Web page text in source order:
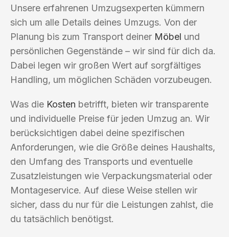
Unsere erfahrenen Umzugsexperten kümmern
sich um alle Details deines Umzugs. Von der
Planung bis zum Transport deiner Möbel und
persönlichen Gegenstände – wir sind für dich da.
Dabei legen wir großen Wert auf sorgfältiges
Handling, um möglichen Schäden vorzubeugen.
Was die Kosten betrifft, bieten wir transparente
und individuelle Preise für jeden Umzug an. Wir
berücksichtigen dabei deine spezifischen
Anforderungen, wie die Größe deines Haushalts,
den Umfang des Transports und eventuelle
Zusatzleistungen wie Verpackungsmaterial oder
Montageservice. Auf diese Weise stellen wir
sicher, dass du nur für die Leistungen zahlst, die
du tatsächlich benötigst.